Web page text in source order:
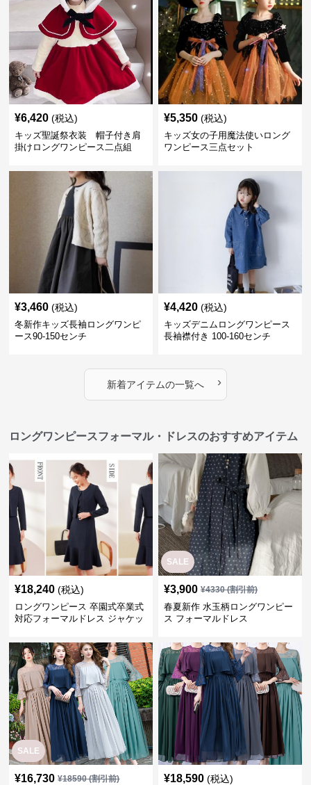
¥6,420 (税込)
キッズ聖誕祭衣装 帽子付き肩
掛けロングワンピース二点組
¥5,350 (税込)
キッズ女の子用魔法使いロング
ワンピース三点セット
¥3,460 (税込)
冬新作キッズ長袖ロングワンピ
ース90-150センチ
¥4,420 (税込)
キッズデニムロングワンピース
長袖襟付き 100-160センチ
新着アイテムの一覧へ ›
ロングワンピースフォーマル・ドレスのおすすめアイテム
¥18,240 (税込)
ロングワンピース 卒園式卒業式
対応フォーマルドレス ジャケッ
SALE
¥3,900 ¥4330(割引前)
春夏新作 水玉柄ロングワンピー
ス フォーマルドレス
SALE
¥16,730 ¥18590(割引前) ¥18,590 (税込)